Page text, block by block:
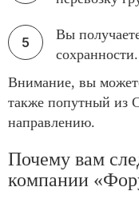
Вы
сохранности.
Внимание, вы
также попутный из
направлению.
Почему вам
компании